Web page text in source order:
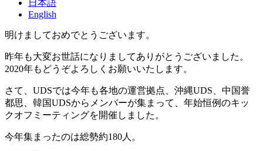
日本語
English
明けましておめでとうございます。
昨年も大変お世話になりましてありがとうございました。
2020年もどうぞよろしくお願いいたします。
さて、UDSでは今年も各地の運営拠点、沖縄UDS、中国誉
都思、韓国UDSからメンバーが集まって、年始恒例のキッ
クオフミーティングを開催しました。
今年集まったのは総勢約180人。